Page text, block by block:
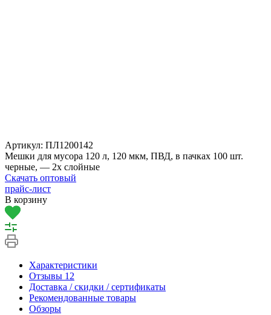
Артикул: ПЛ1200142
Мешки для мусора 120 л, 120 мкм, ПВД, в пачках 100 шт.
черные, — 2х слойные
Скачать оптовый
прайс-лист
В корзину
Характеристики
Отзывы 12
Доставка / скидки / сертификаты
Рекомендованные товары
Обзоры